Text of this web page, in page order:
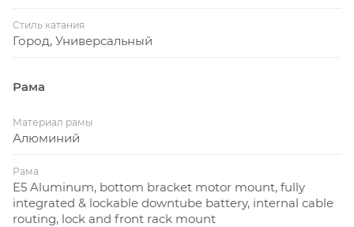
Стиль катания
Город, Универсальный
Рама
Материал рамы
Алюминий
Рама
E5 Aluminum, bottom bracket motor mount, fully
integrated & lockable downtube battery, internal cable
routing, lock and front rack mount